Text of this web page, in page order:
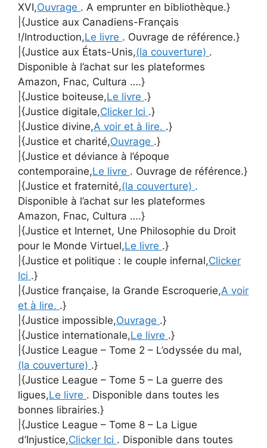
XVI,Ouvrage . A emprunter en bibliothèque.}
|{Justice aux Canadiens-Français
!/Introduction,Le livre . Ouvrage de référence.}
|{Justice aux États-Unis,(la couverture) .
Disponible à l’achat sur les plateformes
Amazon, Fnac, Cultura ….}
|{Justice boiteuse,Le livre .}
|{Justice digitale,Clicker Ici .}
|{Justice divine,A voir et à lire. .}
|{Justice et charité,Ouvrage .}
|{Justice et déviance à l’époque
contemporaine,Le livre . Ouvrage de référence.}
|{Justice et fraternité,(la couverture) .
Disponible à l’achat sur les plateformes
Amazon, Fnac, Cultura ….}
|{Justice et Internet, Une Philosophie du Droit
pour le Monde Virtuel,Le livre .}
|{Justice et politique : le couple infernal,Clicker
Ici .}
|{Justice française, la Grande Escroquerie,A voir
et à lire. .}
|{Justice impossible,Ouvrage .}
|{Justice internationale,Le livre .}
|{Justice League – Tome 2 – L’odyssée du mal,
(la couverture) .}
|{Justice League – Tome 5 – La guerre des
ligues,Le livre . Disponible dans toutes les
bonnes librairies.}
|{Justice League – Tome 8 – La Ligue
d’Injustice,Clicker Ici . Disponible dans toutes